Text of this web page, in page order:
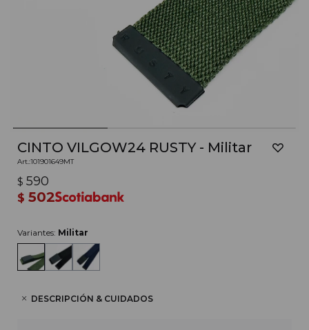
CINTO VILGOW24 RUSTY - Militar
101901649MT
$ 590
$ 502
Variantes: Militar
DESCRIPCIÓN & CUIDADOS